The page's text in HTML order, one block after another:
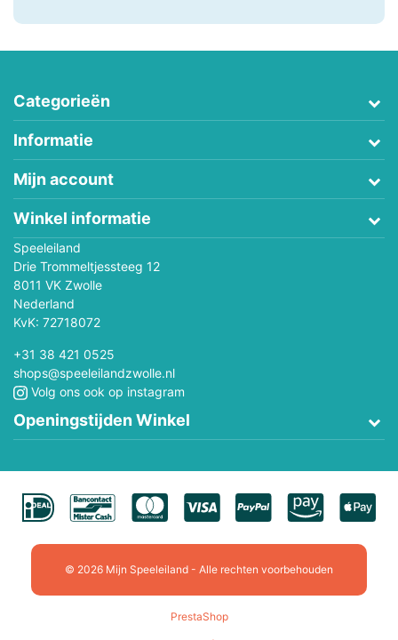
Categorieën
Informatie
Mijn account
Winkel informatie
Speeleiland
Drie Trommeltjessteeg 12
8011 VK Zwolle
Nederland
KvK: 72718072
+31 38 421 0525
shops@speeleilandzwolle.nl
Volg ons ook op instagram
Openingstijden Winkel
© 2026 Mijn Speeleiland - Alle rechten voorbehouden
PrestaShop